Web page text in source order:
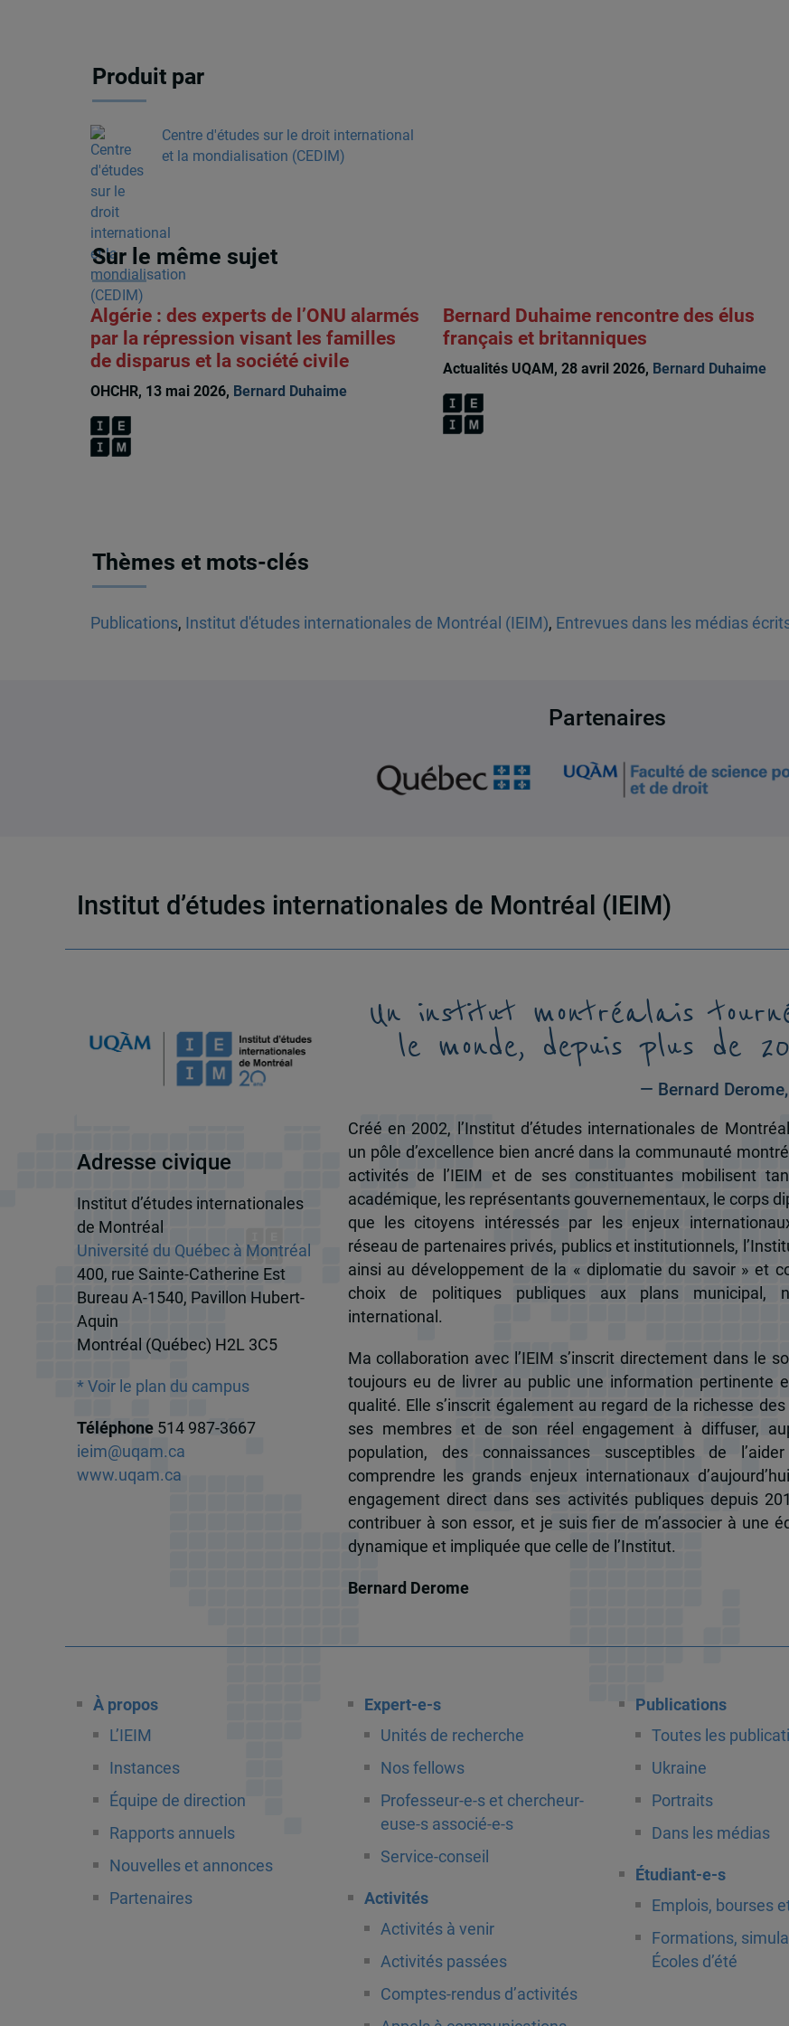
Produit par
Centre d'études sur le droit international
et la mondialisation (CEDIM)
Sur le même sujet
Algérie : des experts de l’ONU alarmés
par la répression visant les familles
de disparus et la société civile
OHCHR, 13 mai 2026, Bernard Duhaime
Bernard Duhaime rencontre des élus
français et britanniques
Actualités UQAM, 28 avril 2026, Bernard Duhaime
Thèmes et mots-clés
Publications, Institut d'études internationales de Montréal (IEIM), Entrevues dans les médias
Partenaires
Institut d’études internationales de Montréal (IEIM)
Adresse civique
Institut d’études internationales
de Montréal
Université du Québec à Montréal
400, rue Sainte-Catherine Est
Bureau A-1540, Pavillon Hubert-
Aquin
Montréal (Québec) H2L 3C5
* Voir le plan du campus
Téléphone 514 987-3667
ieim@uqam.ca
www.uqam.ca
Un institut montréalais
le monde, depuis plus de
— Bernard
Créé en 2002, l’Institut d’études internationales de
un pôle d’excellence bien ancré dans la communauté
activités de l’IEIM et de ses constituantes mobilisent
académique, les représentants gouvernementaux, le corps
que les citoyens intéressés par les enjeux
réseau de partenaires privés, publics et institutionnels,
ainsi au développement de la « diplomatie du savoir » et
choix de politiques publiques aux plans municipal,
international.
Ma collaboration avec l’IEIM s’inscrit directement dans le
toujours eu de livrer au public une information pertinente
qualité. Elle s’inscrit également au regard de la richesse
ses membres et de son réel engagement à diffuser,
population, des connaissances susceptibles de
comprendre les grands enjeux internationaux
engagement direct dans ses activités publiques depuis
contribuer à son essor, et je suis fier de m’associer à une
dynamique et impliquée que celle de l’Institut.
Bernard Derome
À propos
L’IEIM
Instances
Équipe de direction
Rapports annuels
Nouvelles et annonces
Partenaires
Expert-e-s
Unités de recherche
Nos fellows
Professeur-e-s et chercheur-
euse-s associé-e-s
Service-conseil
Activités
Activités à venir
Activités passées
Comptes-rendus d’activités
Publications
Toutes les
Ukraine
Portraits
Dans les médias
Étudiant-e-s
Emplois, bourses
Formations,
Écoles d’été